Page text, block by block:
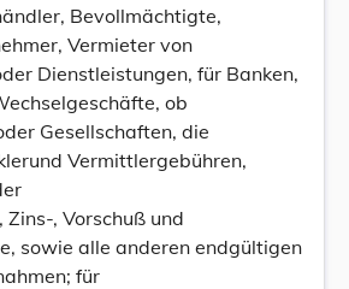
Bevollmächtigte,
Vermieter von
Dienstleistungen, für Banken,
ob
Gesellschaften, die
Vermittlergebühren,
, Vorschuß und
sowie alle anderen endgültigen
für